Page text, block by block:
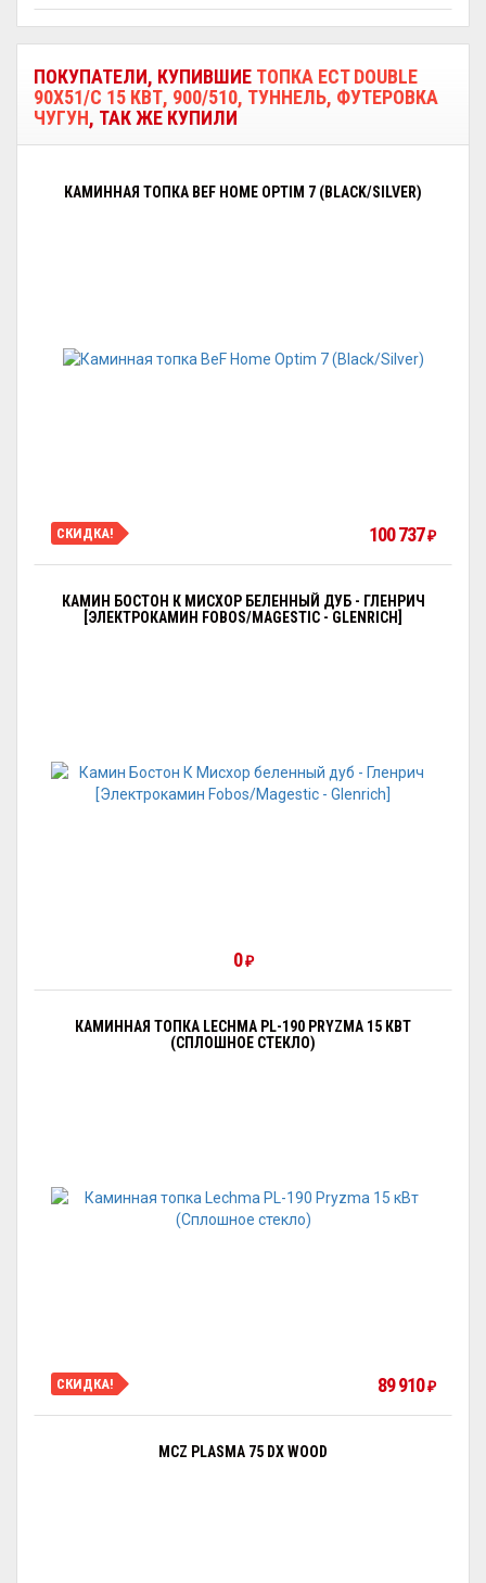
ПОКУПАТЕЛИ, КУПИВШИЕ ТОПКА ECT DOUBLE
90X51/C 15 КВТ, 900/510, ТУННЕЛЬ, ФУТЕРОВКА
ЧУГУН, ТАК ЖЕ КУПИЛИ
КАМИННАЯ ТОПКА BEF HOME OPTIM 7 (BLACK/SILVER)
СКИДКА! 100 737₽
КАМИН БОСТОН К МИСХОР БЕЛЕННЫЙ ДУБ - ГЛЕНРИЧ
[ЭЛЕКТРОКАМИН FOBOS/MAGESTIC - GLENRICH]
0₽
КАМИННАЯ ТОПКА LECHMA PL-190 PRYZMA 15 КВТ
(СПЛОШНОЕ СТЕКЛО)
СКИДКА! 89 910₽
MCZ PLASMA 75 DX WOOD